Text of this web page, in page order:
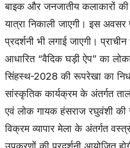
बाइक और जनजातीय कलाकारों
यात्रा निकाली जाएगी। इस
प्रदर्शनी भी लगाई जाएगी।
आधारित “वैदिक घड़ी ऐप” का
सिंहस्थ-2028 की रूपरेखा का
सांस्कृतिक कार्यक्रम के अंतर्गत
एवं लोक गायक हंसराज रघुवंशी की
विक्रम व्यापार मेला के अंतर्गत